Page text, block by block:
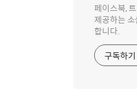
페이스북,
제공하는
합니다.
구독하기